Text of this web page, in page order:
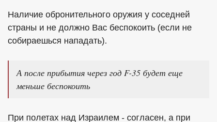
Наличие обронительного оружия у соседней
страны и не должно Вас беспокоить (если не
собираешься нападать).
А после прибытия через год F-35 будет еще
меньше беспокоить
При полетах над Израилем - согласен, а при